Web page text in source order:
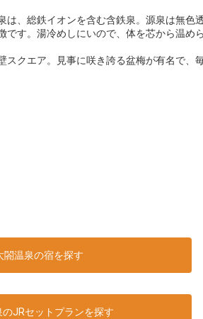
は、総鉄イオンを含む含鉄泉。源泉は無色
です。湯冷めしにいので、体を芯から温め
スクエア。見事に咲き誇る盆梅が有名で、
閤温泉の宿を探す
JRセットプランを探す